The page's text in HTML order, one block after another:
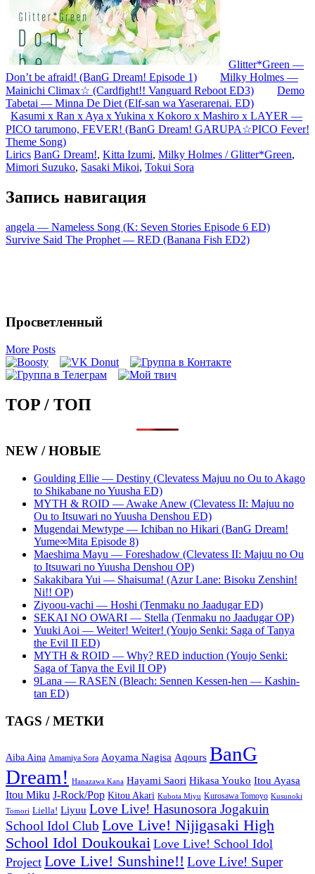
Glitter*Green —
Don’t be afraid! (BanG Dream! Episode 1)
Milky Holmes —
Mainichi Climax☆ (Cardfight!! Vanguard Reboot ED3)
Demo
Tabetai — Minna De Diet (Elf-san wa Yaserarenai. ED)
Kasumi x Ran x Aya x Yukina x Kokoro x Mashiro x LAYER —
PICO tarumono, FEVER! (BanG Dream! GARUPA☆PICO Fever!
Theme Song)
Lirics BanG Dream!, Kitta Izumi, Milky Holmes / Glitter*Green,
Mimori Suzuko, Sasaki Mikoi, Tokui Sora
Запись навигация
angela — Nameless Song (K: Seven Stories Episode 6 ED)
Survive Said The Prophet — RED (Banana Fish ED2)
Просветленный
More Posts
TOP / ТОП
NEW / НОВЫЕ
Goulding Ellie — Destiny (Clevatess Majuu no Ou to Akago
to Shikabane no Yuusha ED)
MYTH & ROID — Awake Anew (Clevatess II: Majuu no
Ou to Itsuwari no Yuusha Denshou ED)
Mugendai Mewtype — Ichiban no Hikari (BanG Dream!
Yume∞Mita Episode 8)
Maeshima Mayu — Foreshadow (Clevatess II: Majuu no Ou
to Itsuwari no Yuusha Denshou OP)
Sakakibara Yui — Shaisuma! (Azur Lane: Bisoku Zenshin!
Ni!! OP)
Ziyoou-vachi — Hoshi (Tenmaku no Jaadugar ED)
SEKAI NO OWARI — Stella (Tenmaku no Jaadugar OP)
Yuuki Aoi — Weiter! Weiter! (Youjo Senki: Saga of Tanya
the Evil II ED)
MYTH & ROID — Why? RED induction (Youjo Senki:
Saga of Tanya the Evil II OP)
9Lana — RASEN (Bleach: Sennen Kessen-hen — Kashin-
tan ED)
TAGS / МЕТКИ
Aiba Aina Amamiya Sora Aoyama Nagisa Aqours BanG
Dream!
Hanazawa Kana Hayami Saori Hikasa Youko Itou Ayasa
Itou Miku J-Rock/Pop Kitou Akari Kubota Miyu Kurosawa Tomoyo Kusunoki
Tomori Liella! Liyuu Love Live! Hasunosora Jogakuin
School Idol Club Love Live! Nijigasaki High
School Idol Doukoukai Love Live! School Idol
Project Love Live! Sunshine!! Love Live! Super